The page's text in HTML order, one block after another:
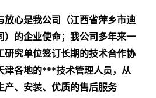
心是我公司（江西省萍乡市迪
）的企业使命；我公司多年来一
研究单位签订长期的技术合作协
津各地的***技术管理人员，从
产、安装、优质的售后服务